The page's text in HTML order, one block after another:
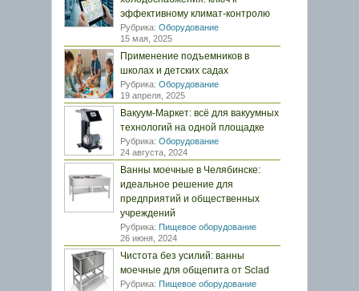
эффективному климат-контролю
Рубрика: Оборудование
15 мая, 2025
Применение подъемников в
школах и детских садах
Рубрика: Оборудование
19 апреля, 2025
Вакуум-Маркет: всё для вакуумных
технологий на одной площадке
Рубрика: Оборудование
24 августа, 2024
Ванны моечные в Челябинске:
идеальное решение для
предприятий и общественных
учреждений
Рубрика: Пищевое оборудование
26 июня, 2024
Чистота без усилий: ванны
моечные для общепита от Sclad
Рубрика: Пищевое оборудование